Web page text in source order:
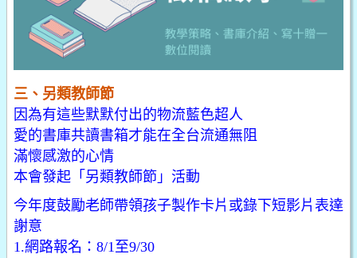
三、另類教師節
因為有這些默默付出的物流藍色超人
愛的書庫共讀書箱才能在全台流通無阻
滿懷感激的心情
本會發起「另類教師節」活動
今年度鼓勵老師帶領孩子製作卡片或錄下短影片表達
謝意
1.網路報名：8/1至9/30